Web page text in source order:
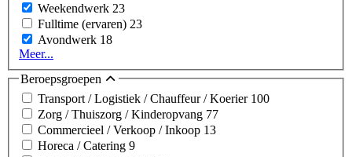
Weekendwerk 23
Fulltime (ervaren) 23
Avondwerk 18
Meer...
Beroepsgroepen
Transport / Logistiek / Chauffeur / Koerier 100
Zorg / Thuiszorg / Kinderopvang 77
Commercieel / Verkoop / Inkoop 13
Horeca / Catering 9